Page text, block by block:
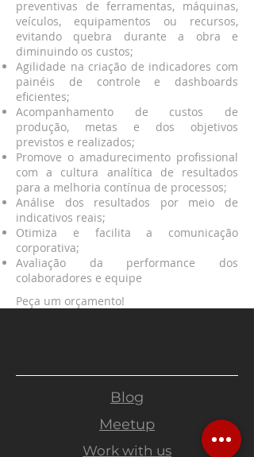
preventivas de ferramentas, máquinas,
veículos, equipamentos ou recursos,
evitando quebra durante a obra e
diminuindo os custos;
Agilidade na criação de indicadores com
painéis de controle e dashboards
eficientes;
Acompanhamento de custos de
produção, metas e dos objetivos
previstos e realizados;
Promove o amadurecimento profissional
com a cultura analítica de resultados
para a melhoria contínua de processos;
Análise dos resultados por meio de
indicativos reais;
Otimiza e facilita a comunicação
corporativa;
Avaliação da performance dos
colaboradores e equipe
Peça um orçamento!
Blog
Meetup
Work with us